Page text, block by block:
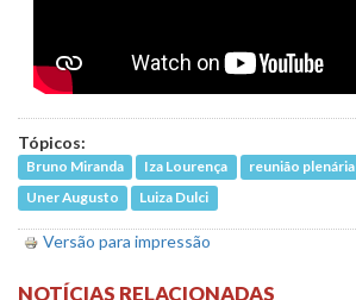
Tópicos:
Bruno Miranda Iza Lourença reunião plenária
Uner Augusto
Luiza Dulci
Versão para impressão
NOTÍCIAS RELACIONADAS